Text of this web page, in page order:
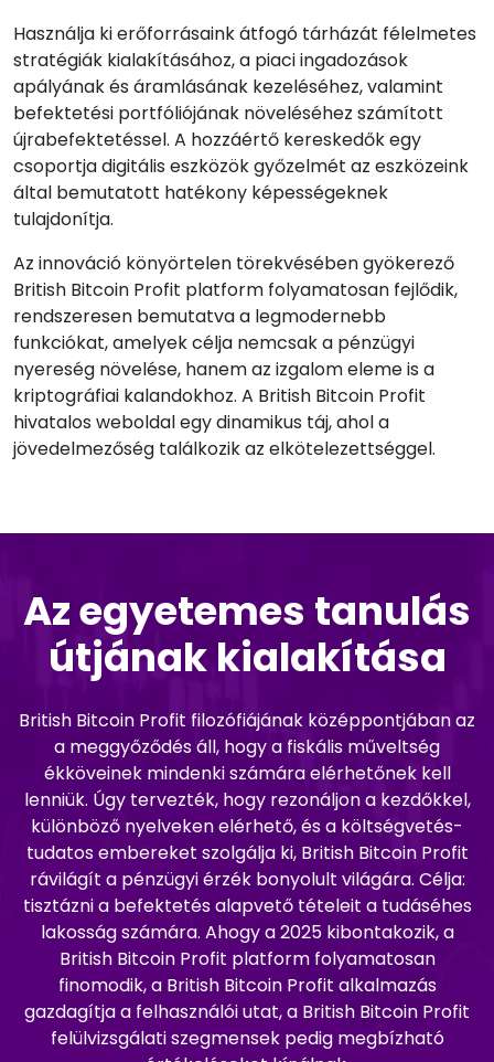
Használja ki erőforrásaink átfogó tárházát félelmetes
stratégiák kialakításához, a piaci ingadozások
apályának és áramlásának kezeléséhez, valamint
befektetési portfóliójának növeléséhez számított
újrabefektetéssel. A hozzáértő kereskedők egy
csoportja digitális eszközök győzelmét az eszközeink
által bemutatott hatékony képességeknek
tulajdonítja.
Az innováció könyörtelen törekvésében gyökerező
British Bitcoin Profit platform folyamatosan fejlődik,
rendszeresen bemutatva a legmodernebb
funkciókat, amelyek célja nemcsak a pénzügyi
nyereség növelése, hanem az izgalom eleme is a
kriptográfiai kalandokhoz. A British Bitcoin Profit
hivatalos weboldal egy dinamikus táj, ahol a
jövedelmezőség találkozik az elkötelezettséggel.
Az egyetemes tanulás
útjának kialakítása
British Bitcoin Profit filozófiájának középpontjában az
a meggyőződés áll, hogy a fiskális műveltség
ékköveinek mindenki számára elérhetőnek kell
lenniük. Úgy tervezték, hogy rezonáljon a kezdőkkel,
különböző nyelveken elérhető, és a költségvetés-
tudatos embereket szolgálja ki, British Bitcoin Profit
rávilágít a pénzügyi érzék bonyolult világára. Célja:
tisztázni a befektetés alapvető tételeit a tudáséhes
lakosság számára. Ahogy a 2025 kibontakozik, a
British Bitcoin Profit platform folyamatosan
finomodik, a British Bitcoin Profit alkalmazás
gazdagítja a felhasználói utat, a British Bitcoin Profit
felülvizsgálati szegmensek pedig megbízható